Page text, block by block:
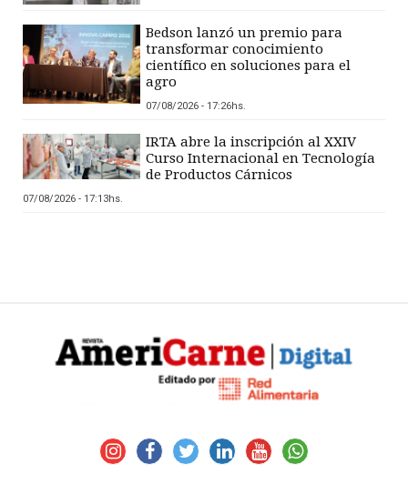
Bedson lanzó un premio para
transformar conocimiento
científico en soluciones para el
agro
07/08/2026 - 17:26hs.
IRTA abre la inscripción al XXIV
Curso Internacional en Tecnología
de Productos Cárnicos
07/08/2026 - 17:13hs.